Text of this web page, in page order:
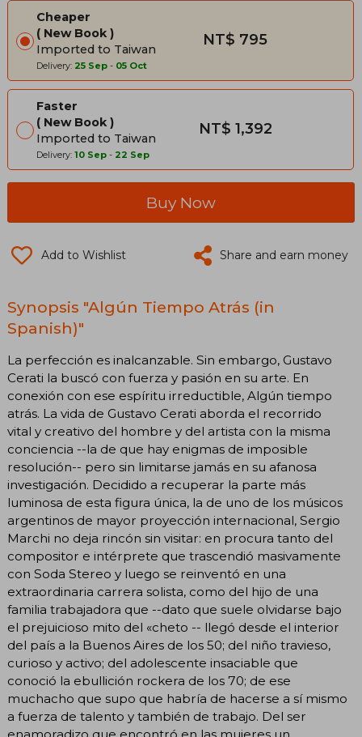
Cheaper
New Book
Imported to Taiwan
Delivery: 25 Sep - 05 Oct
NT$ 795
Faster
New Book
Imported to Taiwan
Delivery: 10 Sep - 22 Sep
NT$ 1,392
Buy Now
Add to Wishlist Share and earn money
Synopsis "Algún Tiempo Atrás (in
Spanish)"
La perfección es inalcanzable. Sin embargo, Gustavo
Cerati la buscó con fuerza y pasión en su arte. En
conexión con ese espíritu irreductible, Algún tiempo
atrás. La vida de Gustavo Cerati aborda el recorrido
vital y creativo del hombre y del artista con la misma
conciencia --la de que hay enigmas de imposible
resolución-- pero sin limitarse jamás en su afanosa
investigación. Decidido a recuperar la parte más
luminosa de esta figura única, la de uno de los músicos
argentinos de mayor proyección internacional, Sergio
Marchi no deja rincón sin visitar: en procura tanto del
compositor e intérprete que trascendió masivamente
con Soda Stereo y luego se reinventó en una
extraordinaria carrera solista, como del hijo de una
familia trabajadora que --dato que suele olvidarse bajo
el prejuicioso mito del «cheto -- llegó desde el interior
del país a la Buenos Aires de los 50; del niño travieso,
curioso y activo; del adolescente insaciable que
conoció la ebullición rockera de los 70; de ese
muchacho que supo que habría de hacerse a sí mismo
a fuerza de talento y también de trabajo. Del ser